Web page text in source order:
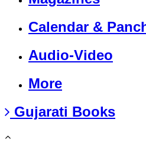
Calendar &
Audio-Video
More
Gujarati Books